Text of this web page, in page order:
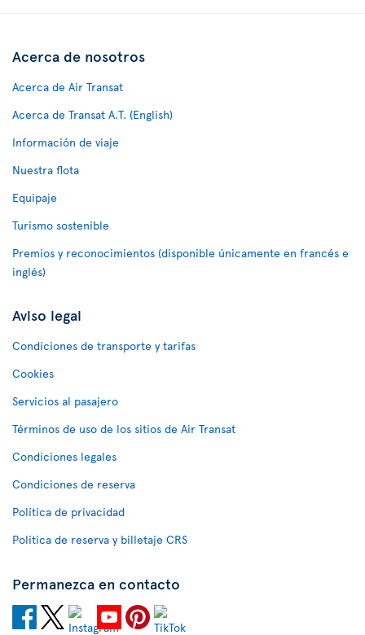
Acerca de nosotros
Acerca de Air Transat
Acerca de Transat A.T. (English)
Información de viaje
Nuestra flota
Equipaje
Turismo sostenible
Premios y reconocimientos (disponible únicamente en francés e
inglés)
Aviso legal
Condiciones de transporte y tarifas
Cookies
Servicios al pasajero
Términos de uso de los sitios de Air Transat
Condiciones legales
Condiciones de reserva
Política de privacidad
Política de reserva y billetaje CRS
Permanezca en contacto